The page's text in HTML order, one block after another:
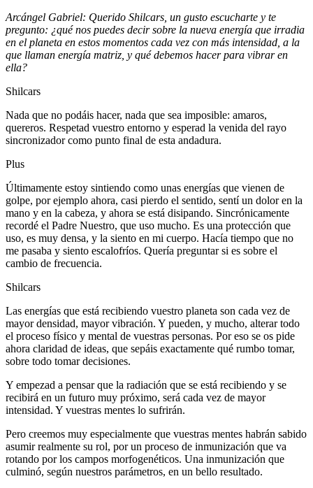
Arcángel Gabriel: Querido Shilcars, un gusto escucharte y te
pregunto: ¿qué nos puedes decir sobre la nueva energía que irradia
en el planeta en estos momentos cada vez con más intensidad, a la
que llaman energía matriz, y qué debemos hacer para vibrar en
ella?
Shilcars
Nada que no podáis hacer, nada que sea imposible: amaros,
quereros. Respetad vuestro entorno y esperad la venida del rayo
sincronizador como punto final de esta andadura.
Plus
Últimamente estoy sintiendo como unas energías que vienen de
golpe, por ejemplo ahora, casi pierdo el sentido, sentí un dolor en la
mano y en la cabeza, y ahora se está disipando. Sincrónicamente
recordé el Padre Nuestro, que uso mucho. Es una protección que
uso, es muy densa, y la siento en mi cuerpo. Hacía tiempo que no
me pasaba y siento escalofríos. Quería preguntar si es sobre el
cambio de frecuencia.
Shilcars
Las energías que está recibiendo vuestro planeta son cada vez de
mayor densidad, mayor vibración. Y pueden, y mucho, alterar todo
el proceso físico y mental de vuestras personas. Por eso se os pide
ahora claridad de ideas, que sepáis exactamente qué rumbo tomar,
sobre todo tomar decisiones.
Y empezad a pensar que la radiación que se está recibiendo y se
recibirá en un futuro muy próximo, será cada vez de mayor
intensidad. Y vuestras mentes lo sufrirán.
Pero creemos muy especialmente que vuestras mentes habrán sabido
asumir realmente su rol, por un proceso de inmunización que va
rotando por los campos morfogenéticos. Una inmunización que
culminó, según nuestros parámetros, en un bello resultado.